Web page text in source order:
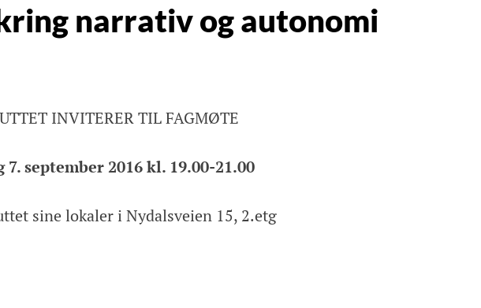
narrativ og autonomi
INVITERER TIL FAGMØTE
7. september 2016 kl. 19.00-21.00
sine lokaler i Nydalsveien 15, 2.etg